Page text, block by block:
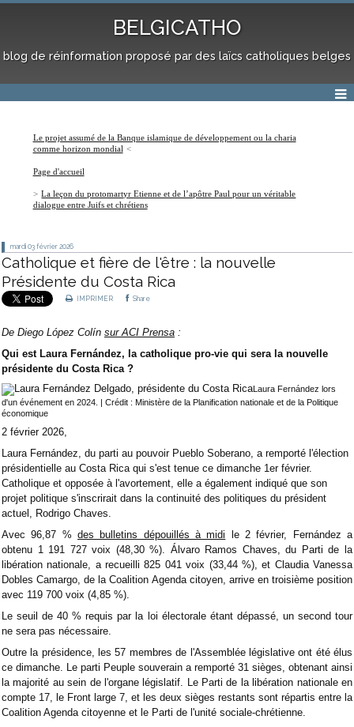
BELGICATHO
blog de réinformation proposé par des laïcs catholiques belges
Le projet assumé de la Banque islamique de développement ou la charia
comme horizon mondial
Page d'accueil
La leçon du protomartyr Etienne et de l’apôtre Paul pour un véritable
dialogue entre Juifs et chrétiens
mardi 03 février 2026
Catholique et fière de l'être : la nouvelle
Présidente du Costa Rica
IMPRIMER Share
De Diego López Colín sur ACI Prensa :
Qui est Laura Fernández, la catholique pro-vie qui sera la nouvelle
présidente du Costa Rica ?
Laura Fernández lors
d'un événement en 2024. | Crédit : Ministère de la Planification nationale et de la Politique
économique
2 février 2026,
Laura Fernández, du parti au pouvoir Pueblo Soberano, a remporté l'élection
présidentielle au Costa Rica qui s'est tenue ce dimanche 1er février.
Catholique et opposée à l'avortement, elle a également indiqué que son
projet politique s'inscrirait dans la continuité des politiques du président
actuel, Rodrigo Chaves.
Avec 96,87 % des bulletins dépouillés à midi le 2 février, Fernández a
obtenu 1 191 727 voix (48,30 %). Álvaro Ramos Chaves, du Parti de la
libération nationale, a recueilli 825 041 voix (33,44 %), et Claudia Vanessa
Dobles Camargo, de la Coalition Agenda citoyen, arrive en troisième position
avec 119 700 voix (4,85 %).
Le seuil de 40 % requis par la loi électorale étant dépassé, un second tour
ne sera pas nécessaire.
Outre la présidence, les 57 membres de l'Assemblée législative ont été élus
ce dimanche. Le parti Peuple souverain a remporté 31 sièges, obtenant ainsi
la majorité au sein de l'organe législatif. Le Parti de la libération nationale en
compte 17, le Front large 7, et les deux sièges restants sont répartis entre la
Coalition Agenda citoyenne et le Parti de l'unité sociale-chrétienne.